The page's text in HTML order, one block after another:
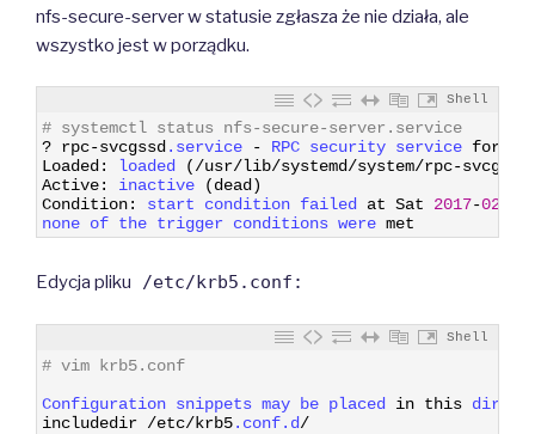
nfs-secure-server w statusie zgłasza że nie działa, ale
wszystko jest w porządku.
Shell
# systemctl status nfs-secure-server.service
? rpc-svcgssd .service - RPC security service for
Loaded : loaded (/usr/lib/systemd/system/rpc-svcgssd
Active: inactive (dead )
Condition: start condition failed at Sat 2017-02
none of the trigger conditions were met
Edycja pliku /etc/krb5.conf:
Shell
# vim krb5.conf
Configuration snippets may be placed in this
includedir /etc/krb5.conf.d/